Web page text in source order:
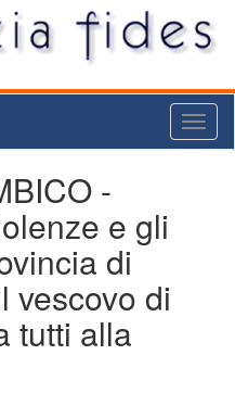
-
e gli
di
vescovo di
tutti alla